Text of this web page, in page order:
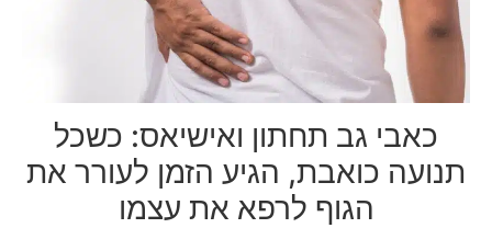
כאבי גב תחתון ואישיאס: כשכל
תנועה כואבת, הגיע הזמן לעורר את
הגוף לרפא את עצמו